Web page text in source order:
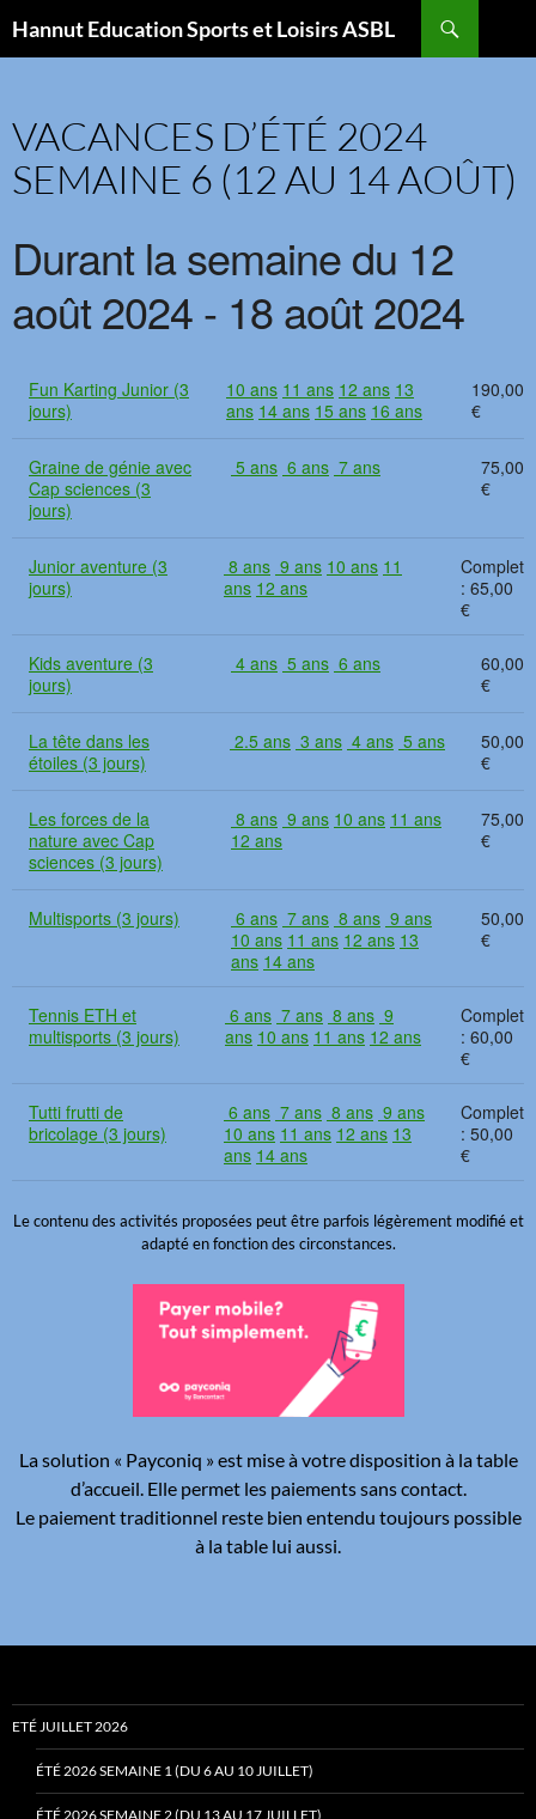
auHannut Education Sports et Loisirs ASBL
VACANCES D’ÉTÉ 2024
SEMAINE 6 (12 AU 14 AOÛT)
Durant la semaine du 12
août 2024 - 18 août 2024
Fun Karting Junior (3
jours)
10 ans 11 ans 12 ans 13
ans 14 ans 15 ans 16 ans
190,00
€
Graine de génie avec
Cap sciences (3
jours)
5 ans 6 ans 7 ans
75,00
€
Junior aventure (3
jours)
8 ans 9 ans 10 ans 11
ans 12 ans
65,00
€
Kids aventure (3
jours)
4 ans 5 ans 6 ans
60,00
€
La tête dans les
étoiles (3 jours)
2.5 ans 3 ans 4 ans 5 ans
50,00
€
Les forces de la
nature avec Cap
sciences (3 jours)
8 ans 9 ans 10 ans 11 ans
12 ans
75,00
€
Multisports (3 jours) 6 ans 7 ans 8 ans 9 ans
10 ans 11 ans 12 ans 13
ans 14 ans
50,00
€
Tennis ETH et
multisports (3 jours)
6 ans 7 ans 8 ans 9
ans 10 ans 11 ans 12 ans
60,00
€
Tutti frutti de
bricolage (3 jours)
6 ans 7 ans 8 ans 9 ans
10 ans 11 ans 12 ans 13
ans 14 ans
50,00
€
Le contenu des activités proposées peut être parfois légèrement modifié et
adapté en fonction des circonstances.
La solution « Payconiq » est mise à votre disposition à la table
d’accueil. Elle permet les paiements sans contact.
Le paiement traditionnel reste bien entendu toujours possible
à la table lui aussi.
ETÉ JUILLET 2026
ÉTÉ 2026 SEMAINE 1 (DU 6 AU 10 JUILLET)
ÉTÉ 2026 SEMAINE 2 (DU 13 AU 17 JUILLET)